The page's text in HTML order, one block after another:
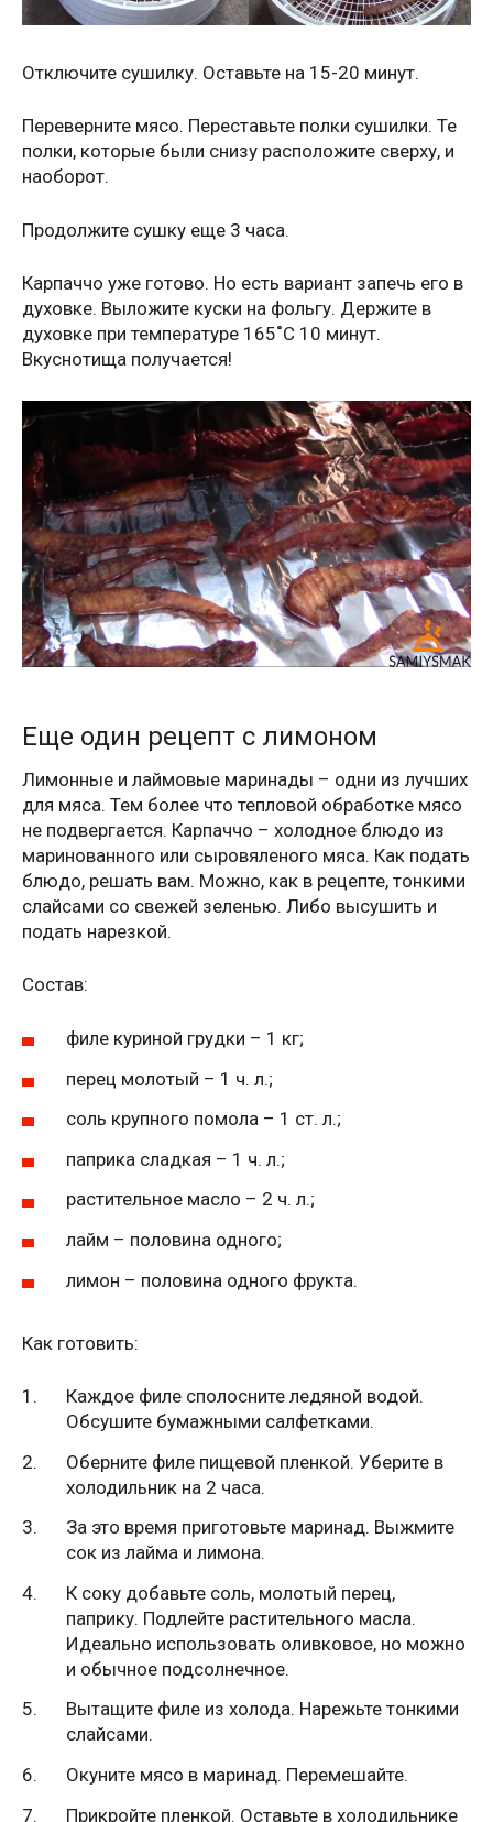
Отключите сушилку. Оставьте на 15-20 минут.
Переверните мясо. Переставьте полки сушилки. Те
полки, которые были снизу расположите сверху, и
наоборот.
Продолжите сушку еще 3 часа.
Карпаччо уже готово. Но есть вариант запечь его в
духовке. Выложите куски на фольгу. Держите в
духовке при температуре 165˚С 10 минут.
Вкуснотища получается!
Еще один рецепт с лимоном
Лимонные и лаймовые маринады – одни из лучших
для мяса. Тем более что тепловой обработке мясо
не подвергается. Карпаччо – холодное блюдо из
маринованного или сыровяленого мяса. Как подать
блюдо, решать вам. Можно, как в рецепте, тонкими
слайсами со свежей зеленью. Либо высушить и
подать нарезкой.
Состав:
филе куриной грудки – 1 кг;
перец молотый – 1 ч. л.;
соль крупного помола – 1 ст. л.;
паприка сладкая – 1 ч. л.;
растительное масло – 2 ч. л.;
лайм – половина одного;
лимон – половина одного фрукта.
Как готовить:
Каждое филе сполосните ледяной водой.
Обсушите бумажными салфетками.
Оберните филе пищевой пленкой. Уберите в
холодильник на 2 часа.
За это время приготовьте маринад. Выжмите
сок из лайма и лимона.
К соку добавьте соль, молотый перец,
паприку. Подлейте растительного масла.
Идеально использовать оливковое, но можно
и обычное подсолнечное.
Вытащите филе из холода. Нарежьте тонкими
слайсами.
Окуните мясо в маринад. Перемешайте.
Прикройте пленкой. Оставьте в холодильнике